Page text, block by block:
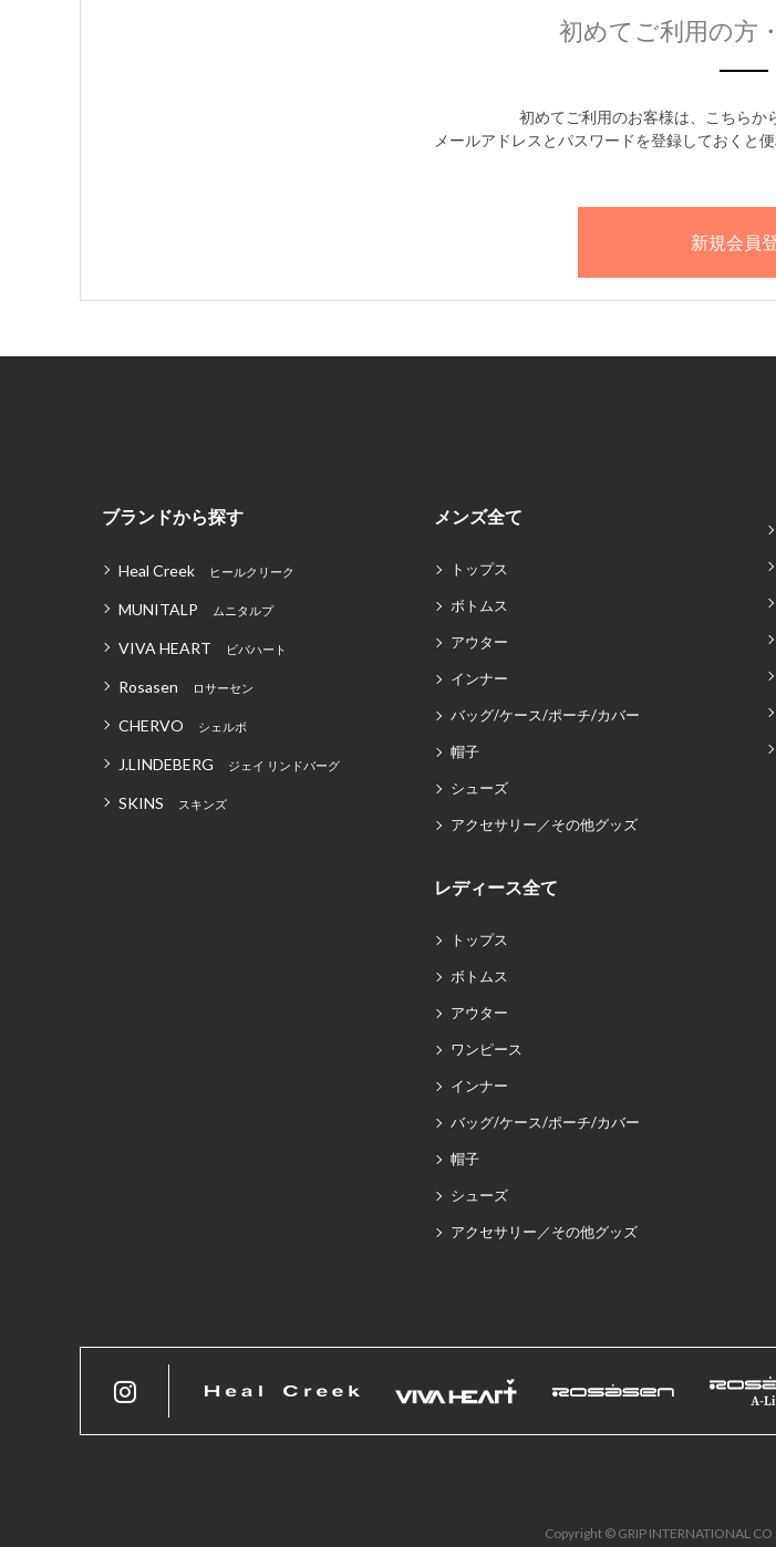
初めてご利用の方
初めてご利用のお客様は、こちらか
メールアドレスとパスワードを登録しておくと
ブランドから探す
Heal Creek ヒールクリーク
MUNITALP ムニタルプ
VIVA HEART ビバハート
Rosasen ロサーセン
CHERVO シェルボ
J.LINDEBERG ジェイ リンドバーグ
SKINS スキンズ
メンズ全て
トップス
ボトムス
アウター
インナー
バッグ/ケース/ポーチ/カバー
帽子
シューズ
アクセサリー／その他グッズ
レディース全て
トップス
ボトムス
アウター
ワンピース
インナー
バッグ/ケース/ポーチ/カバー
帽子
シューズ
アクセサリー／その他グッズ
Copyright © GRIP INTERNATIONAL CO .